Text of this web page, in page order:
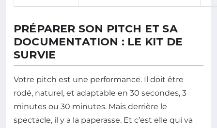
PRÉPARER SON PITCH ET SA
DOCUMENTATION : LE KIT DE
SURVIE
Votre pitch est une performance. Il doit être
rodé, naturel, et adaptable en 30 secondes, 3
minutes ou 30 minutes. Mais derrière le
spectacle, il y a la paperasse. Et c’est elle qui va